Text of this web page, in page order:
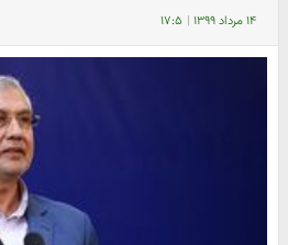
۱۴ مرداد ۱۳۹۹ | ۱۷:۵